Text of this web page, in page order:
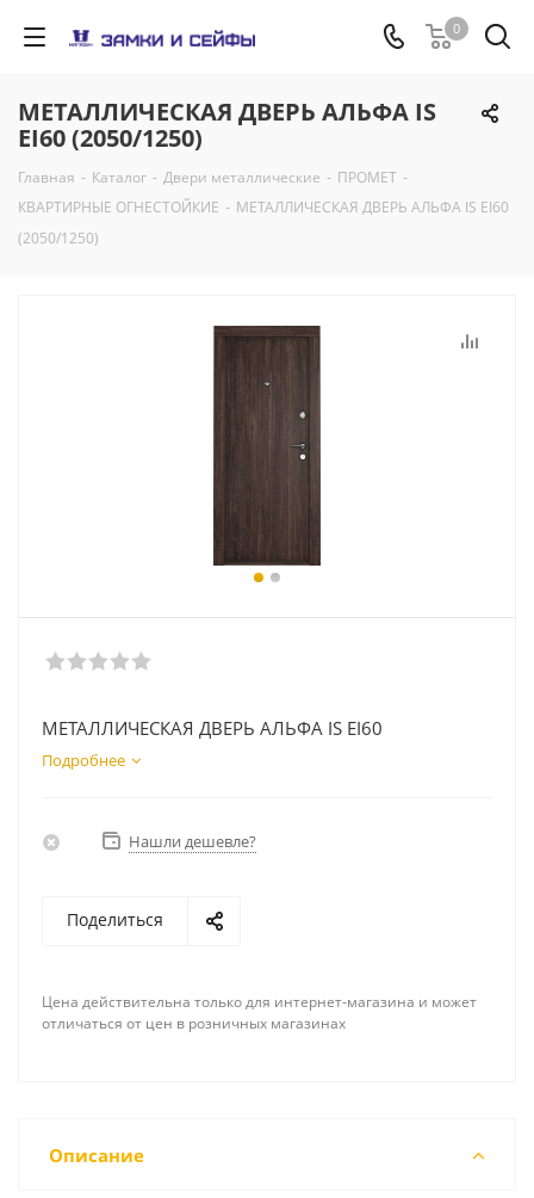
0
МЕТАЛЛИЧЕСКАЯ ДВЕРЬ АЛЬФА IS
EI60 (2050/1250)
Главная - Каталог - Двери металлические - ПРОМЕТ -
КВАРТИРНЫЕ ОГНЕСТОЙКИЕ - МЕТАЛЛИЧЕСКАЯ ДВЕРЬ АЛЬФА IS EI60
(2050/1250)
МЕТАЛЛИЧЕСКАЯ ДВЕРЬ АЛЬФА IS EI60
Подробнее
Нашли дешевле?
Поделиться
Цена действительна только для интернет-магазина и может
отличаться от цен в розничных магазинах
Описание